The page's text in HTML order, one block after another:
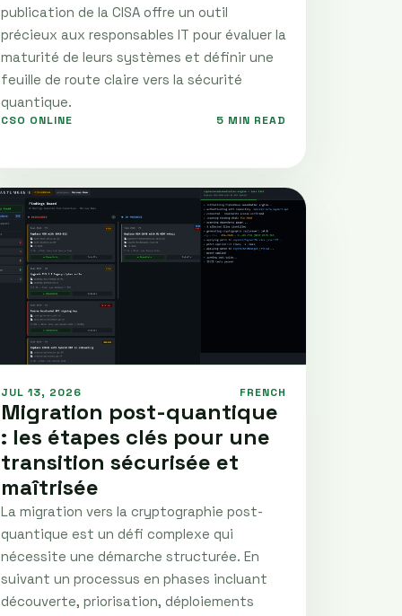
publication de la CISA offre un outil
précieux aux responsables IT pour évaluer la
maturité de leurs systèmes et définir une
feuille de route claire vers la sécurité
quantique.
CSO ONLINE 5 MIN READ
JUL 13, 2026 FRENCH
Migration post-quantique
: les étapes clés pour une
transition sécurisée et
maîtrisée
La migration vers la cryptographie post-
quantique est un défi complexe qui
nécessite une démarche structurée. En
suivant un processus en phases incluant
découverte, priorisation, déploiements